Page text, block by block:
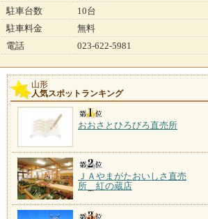
駐車台数
10台
駐車料金
無料
電話
023-622-5981
山形
人気スポットランキング
おおさとひろびろ直売所
ＪＡやまがたおいしさ直売
所 紅の蔵店